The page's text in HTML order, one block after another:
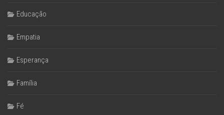
Educação
Empatia
Esperança
Família
Fé